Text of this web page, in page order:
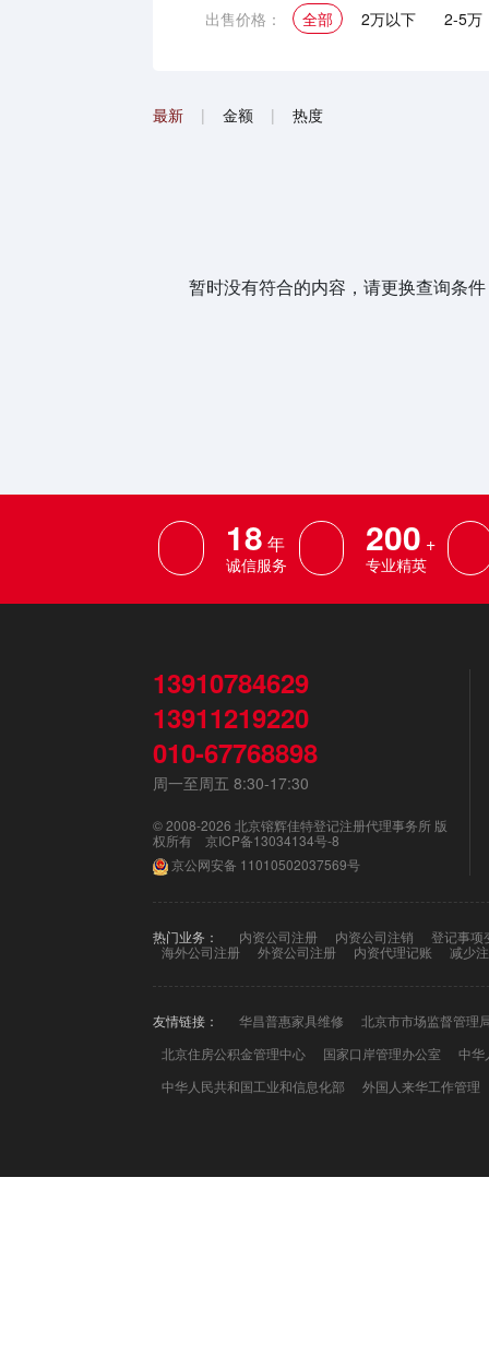
出售价格： 全部 2万以下 2-5万
最新 | 金额 | 热度
暂时没有符合的内容，请更换查询条
18 年
诚信服务
200 +
专业精英
13910784629
13911219220
010-67768898
周一至周五 8:30-17:30
© 2008-2026 北京镕辉佳特登记注册代理事务所 版
权所有 京ICP备13034134号-8
京公网安备 11010502037569号
热门业务： 内资公司注册 内资公司注销
登记事项
海外公司注册
外资公司注册 内资代理记账 减少
友情链接： 华昌普惠家具维修
北京市市场监督管理
北京住房公积金管理中心
国家口岸管理办公室
中华
中华人民共和国工业和信息化部
外国人来华工作管理